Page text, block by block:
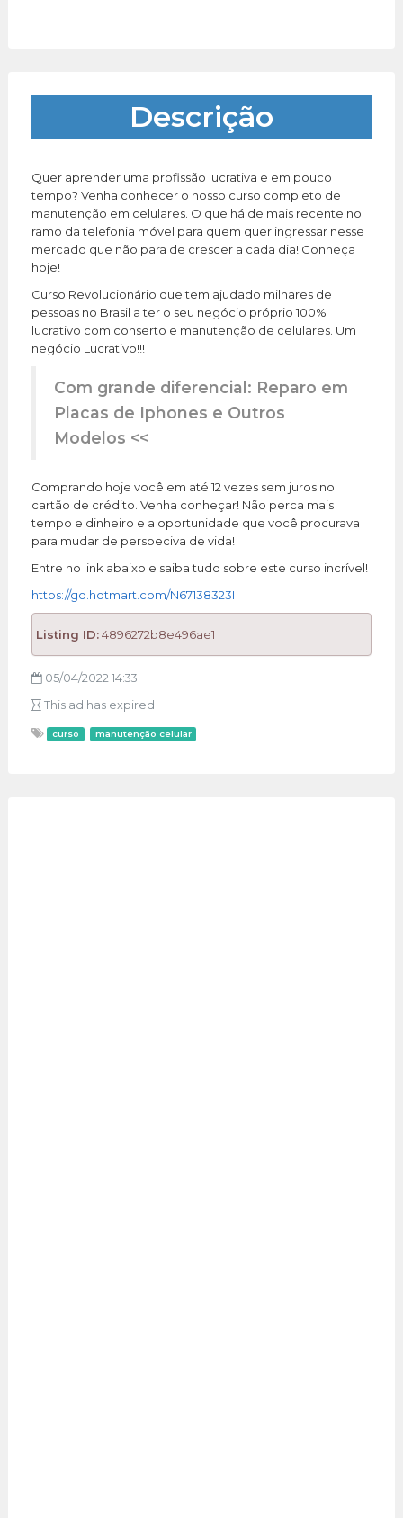
Descrição
Quer aprender uma profissão lucrativa e em pouco
tempo? Venha conhecer o nosso curso completo de
manutenção em celulares. O que há de mais recente no
ramo da telefonia móvel para quem quer ingressar nesse
mercado que não para de crescer a cada dia! Conheça
hoje!
Curso Revolucionário que tem ajudado milhares de
pessoas no Brasil a ter o seu negócio próprio 100%
lucrativo com conserto e manutenção de celulares. Um
negócio Lucrativo!!!
Com grande diferencial: Reparo em
Placas de Iphones e Outros
Modelos <<
Comprando hoje você em até 12 vezes sem juros no
cartão de crédito. Venha conheçar! Não perca mais
tempo e dinheiro e a oportunidade que você procurava
para mudar de perspeciva de vida!
Entre no link abaixo e saiba tudo sobre este curso incrível!
https://go.hotmart.com/N67138323I
Listing ID:4896272b8e496ae1
05/04/2022 14:33
This ad has expired
curso manutenção celular